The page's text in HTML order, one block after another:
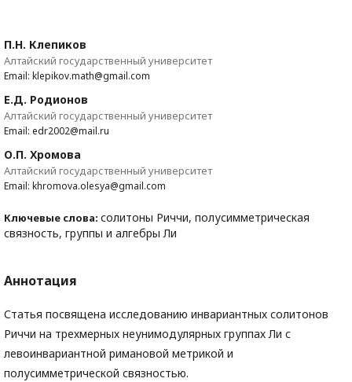
П.Н. Клепиков
Алтайский государственный университет
Email: klepikov.math@gmail.com
Е.Д. Родионов
Алтайский государственный университет
Email: edr2002@mail.ru
О.П. Хромова
Алтайский государственный университет
Email: khromova.olesya@gmail.com
Ключевые слова: солитоны Риччи, полусимметрическая
связность, группы и алгебры Ли
Аннотация
Статья посвящена исследованию инвариантных солитонов
Риччи на трехмерных неунимодулярных группах Ли с
левоинвариантной римановой метрикой и
полусимметрической связностью.